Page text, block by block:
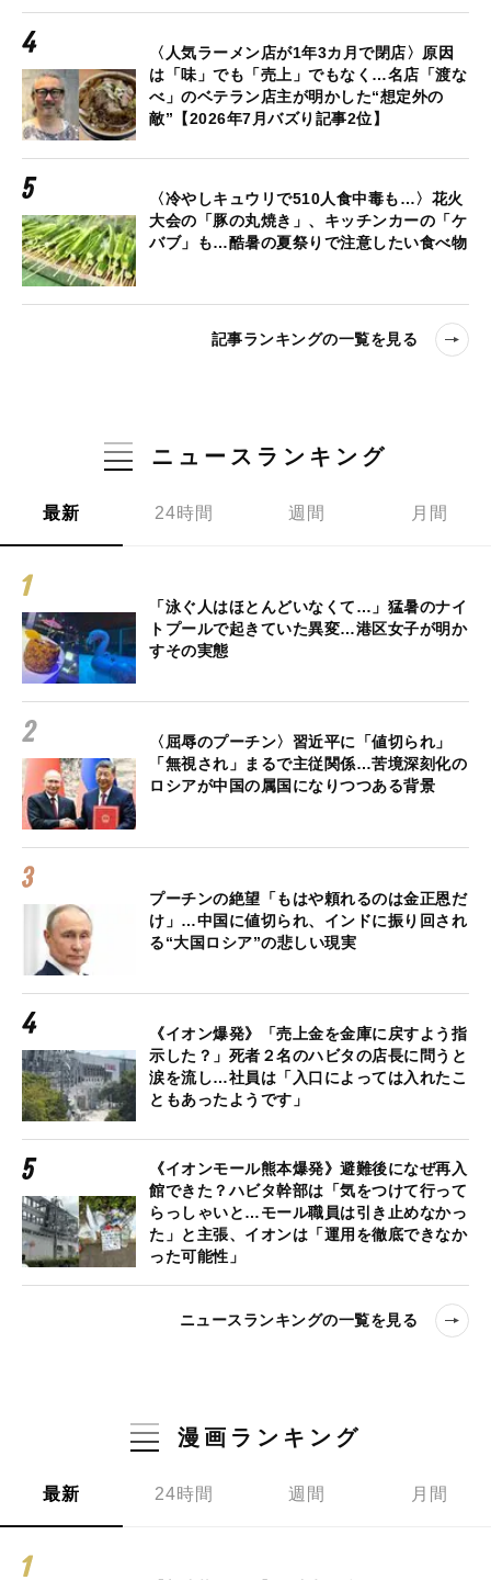
〈人気ラーメン店が1年3カ月で閉店〉原因
は「味」でも「売上」でもなく…名店「渡な
べ」のベテラン店主が明かした“想定外の
敵”【2026年7月バズり記事2位】
〈冷やしキュウリで510人食中毒も…〉花火
大会の「豚の丸焼き」、キッチンカーの「ケ
バブ」も…酷暑の夏祭りで注意したい食べ物
記事ランキングの一覧を見る
ニュースランキング
最新 24時間 週間 月間
「泳ぐ人はほとんどいなくて…」猛暑のナイ
トプールで起きていた異変…港区女子が明か
すその実態
〈屈辱のプーチン〉習近平に「値切られ」
「無視され」まるで主従関係…苦境深刻化の
ロシアが中国の属国になりつつある背景
プーチンの絶望「もはや頼れるのは金正恩だ
け」…中国に値切られ、インドに振り回され
る“大国ロシア”の悲しい現実
《イオン爆発》「売上金を金庫に戻すよう指
示した？」死者２名のハビタの店長に問うと
涙を流し…社員は「入口によっては入れたこ
ともあったようです」
《イオンモール熊本爆発》避難後になぜ再入
館できた？ハビタ幹部は「気をつけて行って
らっしゃいと…モール職員は引き止めなかっ
た」と主張、イオンは「運用を徹底できなか
った可能性」
ニュースランキングの一覧を見る
漫画ランキング
最新 24時間 週間 月間